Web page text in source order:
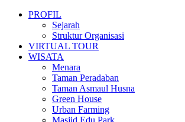
PROFIL
Sejarah
Struktur Organisasi
VIRTUAL TOUR
WISATA
Menara
Taman Peradaban
Taman Asmaul Husna
Green House
Urban Farming
Masjid Edu Park